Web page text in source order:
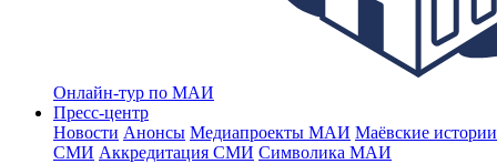
Онлайн-тур по МАИ
Пресс-центр
Новости Анонсы Медиапроекты МАИ Маёвские
СМИ Аккредитация СМИ Символика МАИ